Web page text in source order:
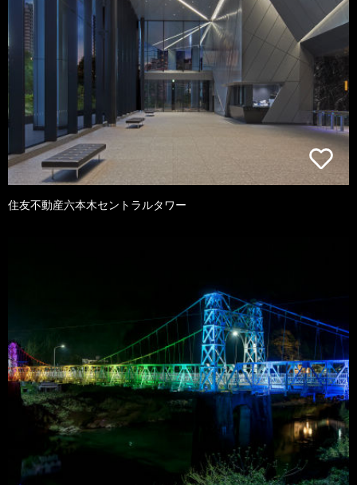
住友不動産六本木セントラルタワー